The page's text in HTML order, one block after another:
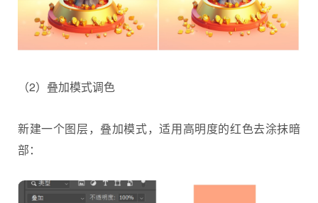
（2）叠加模式调色
新建一个图层，叠加模式，适用高明度的红色去涂抹暗
部：